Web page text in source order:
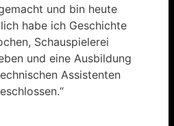
und bin heute
habe ich Geschichte
Schauspielerei
und eine Ausbildung
Assistenten